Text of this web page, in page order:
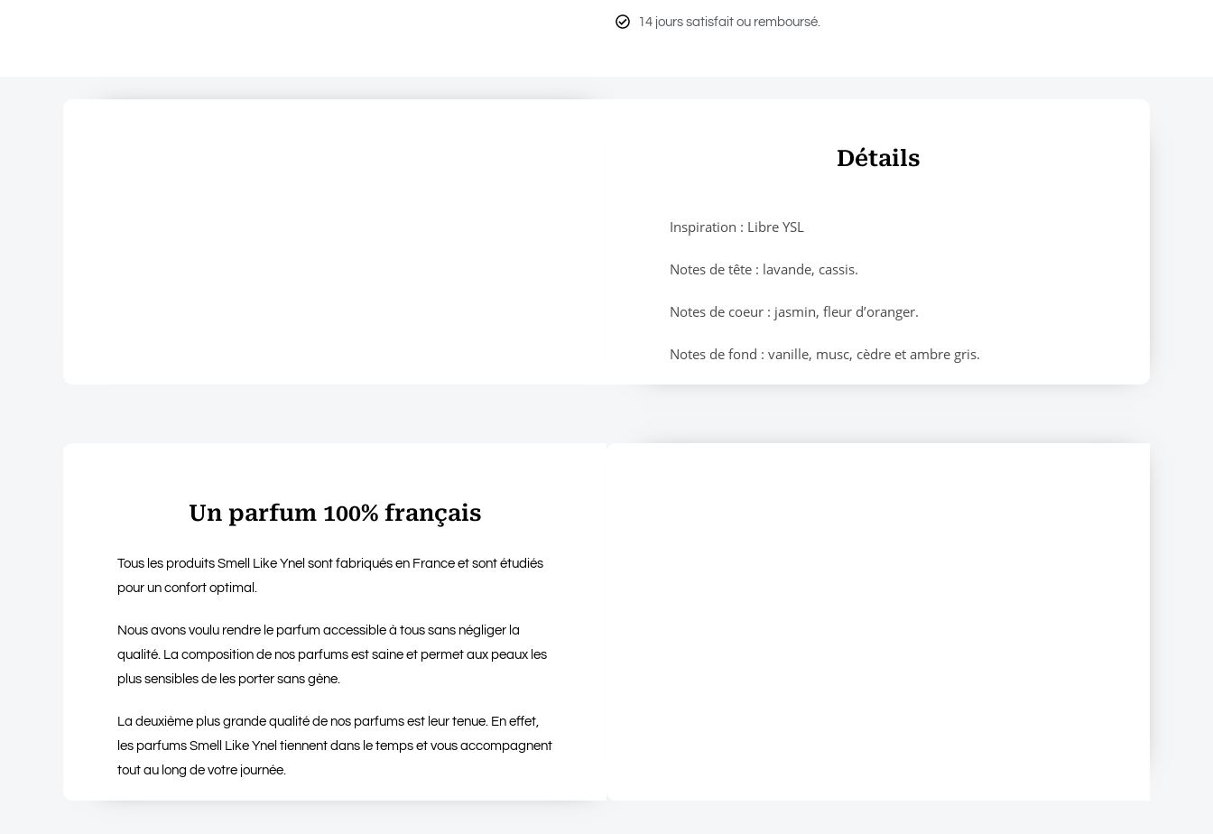
14 jours satisfait ou remboursé.
Détails
Inspiration : Libre YSL
Notes de tête : lavande, cassis.
Notes de coeur : jasmin, fleur d’oranger.
Notes de fond : vanille, musc, cèdre et ambre gris.
Un parfum 100% français
Tous les produits Smell Like Ynel sont fabriqués en France et sont étudiés
pour un confort optimal.
Nous avons voulu rendre le parfum accessible à tous sans négliger la
qualité. La composition de nos parfums est saine et permet aux peaux les
plus sensibles de les porter sans gène.
La deuxième plus grande qualité de nos parfums est leur tenue. En effet,
les parfums Smell Like Ynel tiennent dans le temps et vous accompagnent
tout au long de votre journée.